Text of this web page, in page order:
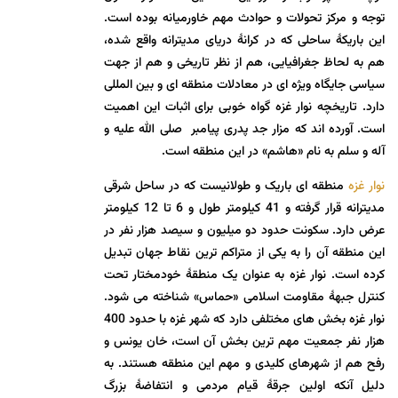
توجه و مرکز تحولات و حوادث مهم خاورمیانه بوده است.
این باریکۀ ساحلی که در کرانۀ دریای مدیترانه واقع شده،
هم به لحاظ جغرافیایی، هم از نظر تاریخی و هم از جهت
سیاسی جایگاه ویژه ای در معادلات منطقه ای و بین المللی
دارد. تاریخچه نوار غزه گواه خوبی برای اثبات این اهمیت
است. آورده اند که مزار جد پدری پیامبر صلی الله علیه و
آله و سلم به نام «هاشم» در این منطقه است.
نوار غزه منطقه ای باریک و طولانیست که در ساحل شرقی
مدیترانه قرار گرفته و 41 کیلومتر طول و 6 تا 12 کیلومتر
عرض دارد. سکونت حدود دو میلیون و سیصد هزار نفر در
این منطقه آن را به یکی از متراکم ترین نقاط جهان تبدیل
کرده است. نوار غزه به عنوان یک منطقۀ خودمختار تحت
کنترل جبهۀ مقاومت اسلامی «حماس» شناخته می شود.
نوار غزه بخش های مختلفی دارد که شهر غزه با حدود 400
هزار نفر جمعیت مهم ترین بخش آن است، خان یونس و
رفح هم از شهرهای کلیدی و مهم این منطقه هستند. به
دلیل آنکه اولین جرقۀ قیام مردمی و انتفاضۀ بزرگ